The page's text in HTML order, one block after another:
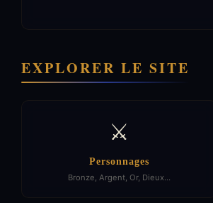
EXPLORER LE SITE
⚔️
Personnages
Bronze, Argent, Or, Dieux…